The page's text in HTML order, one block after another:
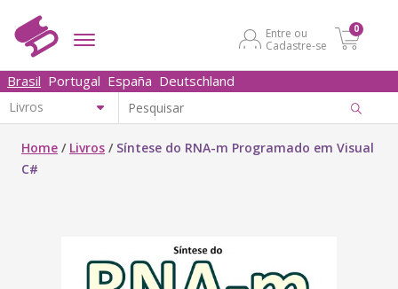
Entre ou
Cadastre-se
0
Brasil Portugal España Deutschland
Home / Livros / Síntese do RNA-m Programado em Visual
C#